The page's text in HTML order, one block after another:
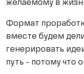
желаемому в
Формат
вместе будем
генерировать
путь - потому что